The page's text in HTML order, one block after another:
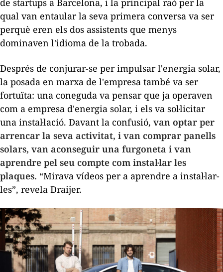
de startups a Barcelona, i la principal raó per la
qual van entaular la seva primera conversa va ser
perquè eren els dos assistents que menys
dominaven l'idioma de la trobada.
Després de conjurar-se per impulsar l'energia solar,
la posada en marxa de l'empresa també va ser
fortuïta: una coneguda va pensar que ja operaven
com a empresa d'energia solar, i els va sol·licitar
una instal·lació. Davant la confusió, van optar per
arrencar la seva activitat, i van comprar panells
solars, van aconseguir una furgoneta i van
aprendre pel seu compte com instal·lar les
plaques. “Mirava vídeos per a aprendre a instal·lar-
les”, revela Draijer.